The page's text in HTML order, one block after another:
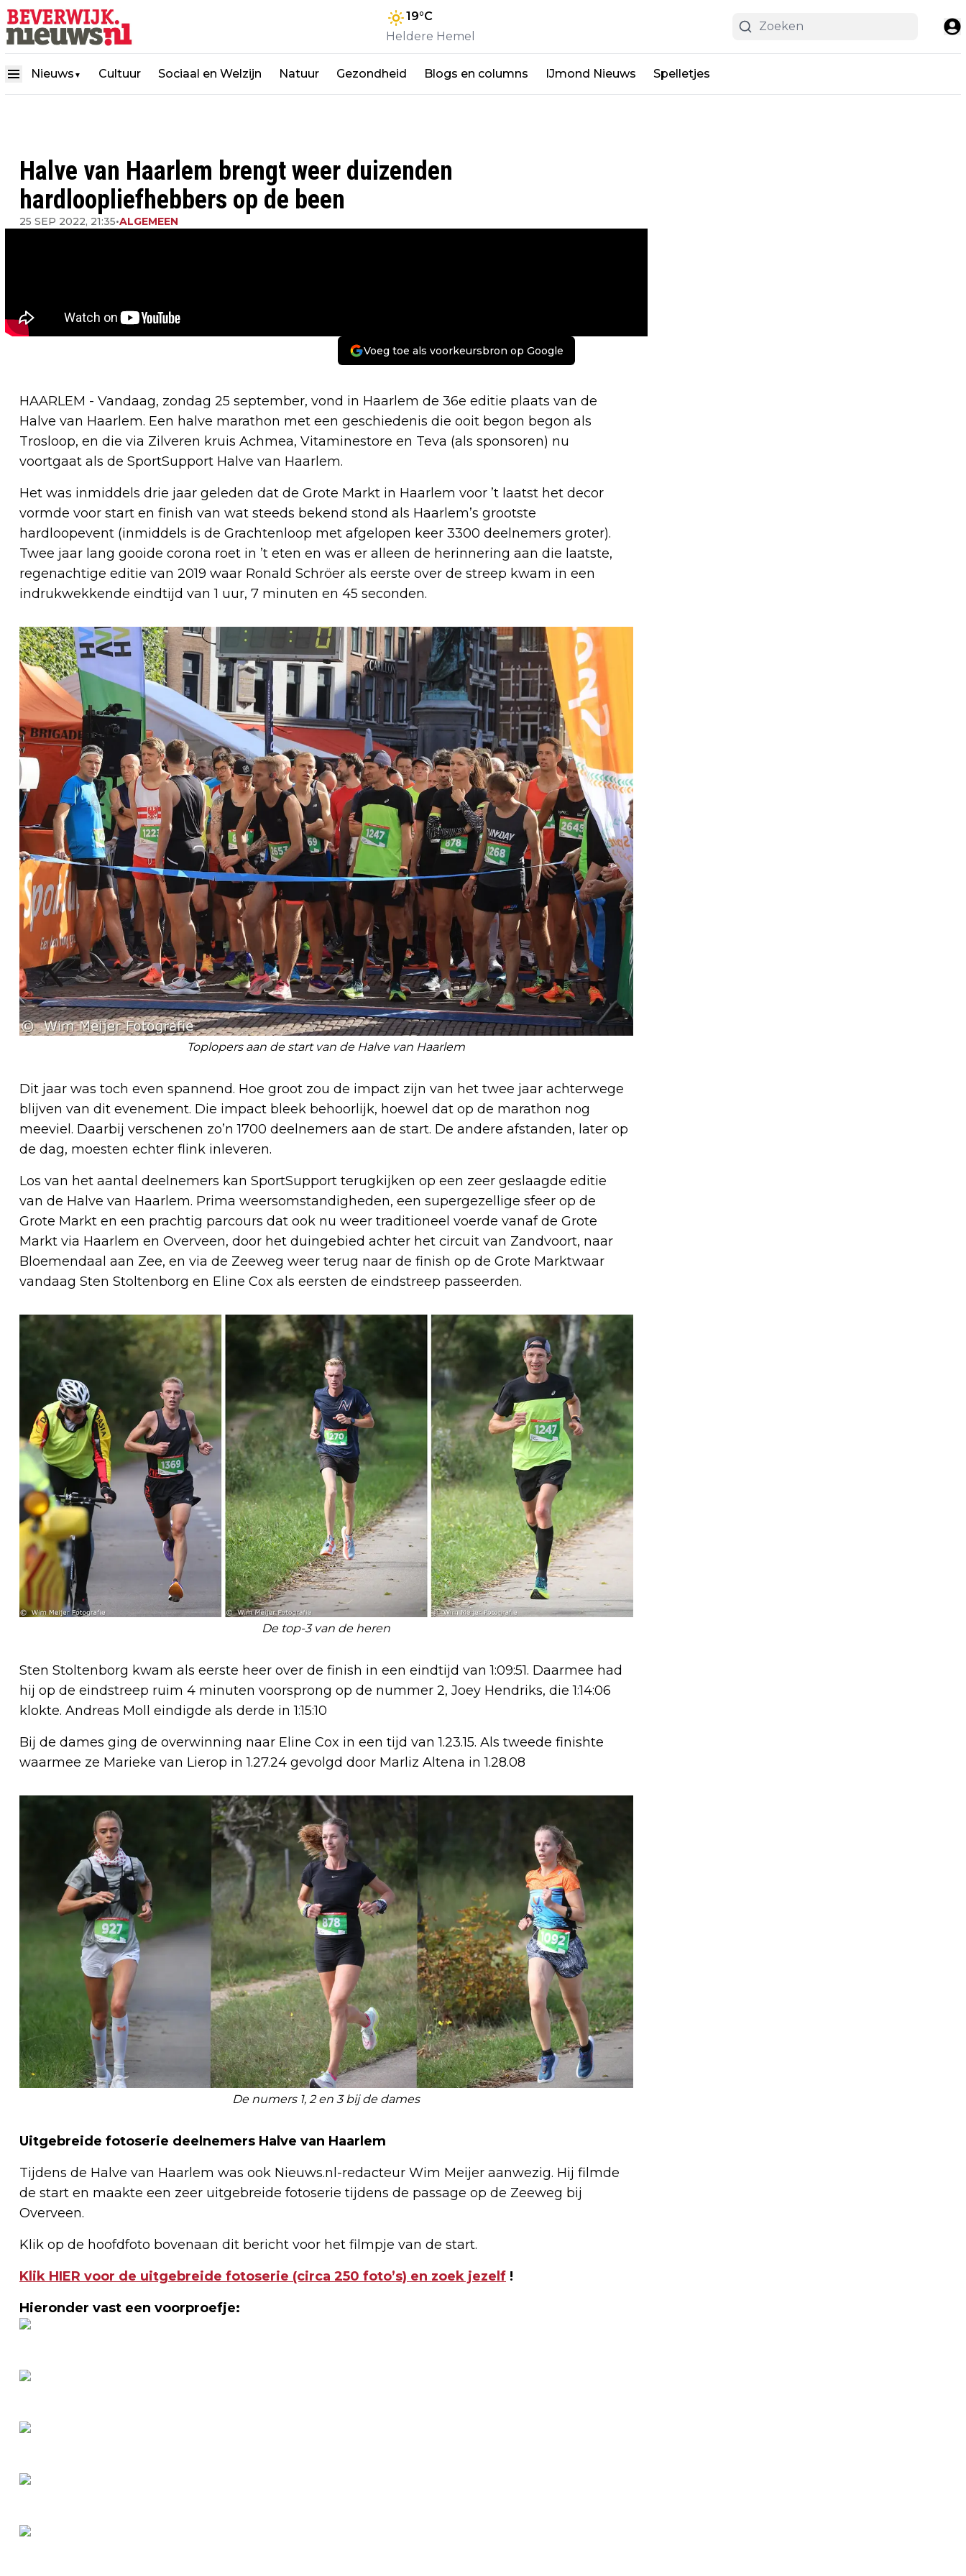
19°C
Heldere Hemel
Nieuws ▼ Cultuur Sociaal en Welzijn Natuur Gezondheid Blogs en columns IJmond Nieuws Spelletjes
Halve van Haarlem brengt weer duizenden
hardloopliefhebbers op de been
25 SEP 2022, 21:35•ALGEMEEN
Voeg toe als voorkeursbron op Google
HAARLEM - Vandaag, zondag 25 september, vond in Haarlem de 36e editie plaats van de
Halve van Haarlem. Een halve marathon met een geschiedenis die ooit begon begon als
Trosloop, en die via Zilveren kruis Achmea, Vitaminestore en Teva (als sponsoren) nu
voortgaat als de SportSupport Halve van Haarlem.
Het was inmiddels drie jaar geleden dat de Grote Markt in Haarlem voor ’t laatst het decor
vormde voor start en finish van wat steeds bekend stond als Haarlem’s grootste
hardloopevent (inmiddels is de Grachtenloop met afgelopen keer 3300 deelnemers groter).
Twee jaar lang gooide corona roet in ’t eten en was er alleen de herinnering aan die laatste,
regenachtige editie van 2019 waar Ronald Schröer als eerste over de streep kwam in een
indrukwekkende eindtijd van 1 uur, 7 minuten en 45 seconden.
Toplopers aan de start van de Halve van Haarlem
Dit jaar was toch even spannend. Hoe groot zou de impact zijn van het twee jaar achterwege
blijven van dit evenement. Die impact bleek behoorlijk, hoewel dat op de marathon nog
meeviel. Daarbij verschenen zo’n 1700 deelnemers aan de start. De andere afstanden, later op
de dag, moesten echter flink inleveren.
Los van het aantal deelnemers kan SportSupport terugkijken op een zeer geslaagde editie
van de Halve van Haarlem. Prima weersomstandigheden, een supergezellige sfeer op de
Grote Markt en een prachtig parcours dat ook nu weer traditioneel voerde vanaf de Grote
Markt via Haarlem en Overveen, door het duingebied achter het circuit van Zandvoort, naar
Bloemendaal aan Zee, en via de Zeeweg weer terug naar de finish op de Grote Marktwaar
vandaag Sten Stoltenborg en Eline Cox als eersten de eindstreep passeerden.
De top-3 van de heren
Sten Stoltenborg kwam als eerste heer over de finish in een eindtijd van 1:09:51. Daarmee had
hij op de eindstreep ruim 4 minuten voorsprong op de nummer 2, Joey Hendriks, die 1:14:06
klokte. Andreas Moll eindigde als derde in 1:15:10
Bij de dames ging de overwinning naar Eline Cox in een tijd van 1.23.15. Als tweede finishte
waarmee ze Marieke van Lierop in 1.27.24 gevolgd door Marliz Altena in 1.28.08
De numers 1, 2 en 3 bij de dames
Uitgebreide fotoserie deelnemers Halve van Haarlem
Tijdens de Halve van Haarlem was ook Nieuws.nl-redacteur Wim Meijer aanwezig. Hij filmde
de start en maakte een zeer uitgebreide fotoserie tijdens de passage op de Zeeweg bij
Overveen.
Klik op de hoofdfoto bovenaan dit bericht voor het filmpje van de start.
Klik HIER voor de uitgebreide fotoserie (circa 250 foto’s) en zoek jezelf !
Hieronder vast een voorproefje: